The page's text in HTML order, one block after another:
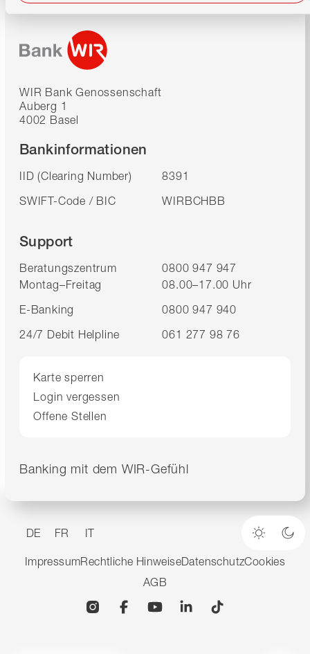
WIR Bank Genossenschaft
Auberg 1
4002 Basel
Bankinformationen
IID (Clearing Number)
8391
SWIFT-Code / BIC
WIRBCHBB
Support
Beratungszentrum
0800 947 947
Montag–Freitag
08.00–17.00 Uhr
E-Banking
0800 947 940
24/7 Debit Helpline
061 277 98 76
Karte sperren
Login vergessen
Offene Stellen
Banking mit dem WIR-Gefühl
DE FR IT
Heller
ImpressumRechtliche HinweiseDatenschutzCookies
AGB
InstagramFacebookYouTubeLinkedin